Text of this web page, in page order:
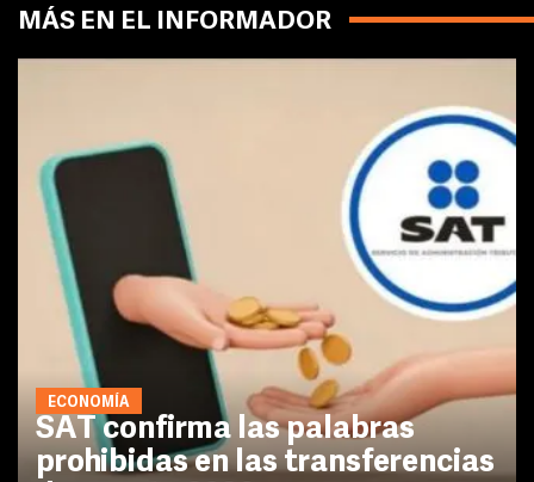
MÁS EN EL INFORMADOR
ECONOMÍA
SAT confirma las palabras
prohibidas en las transferencias